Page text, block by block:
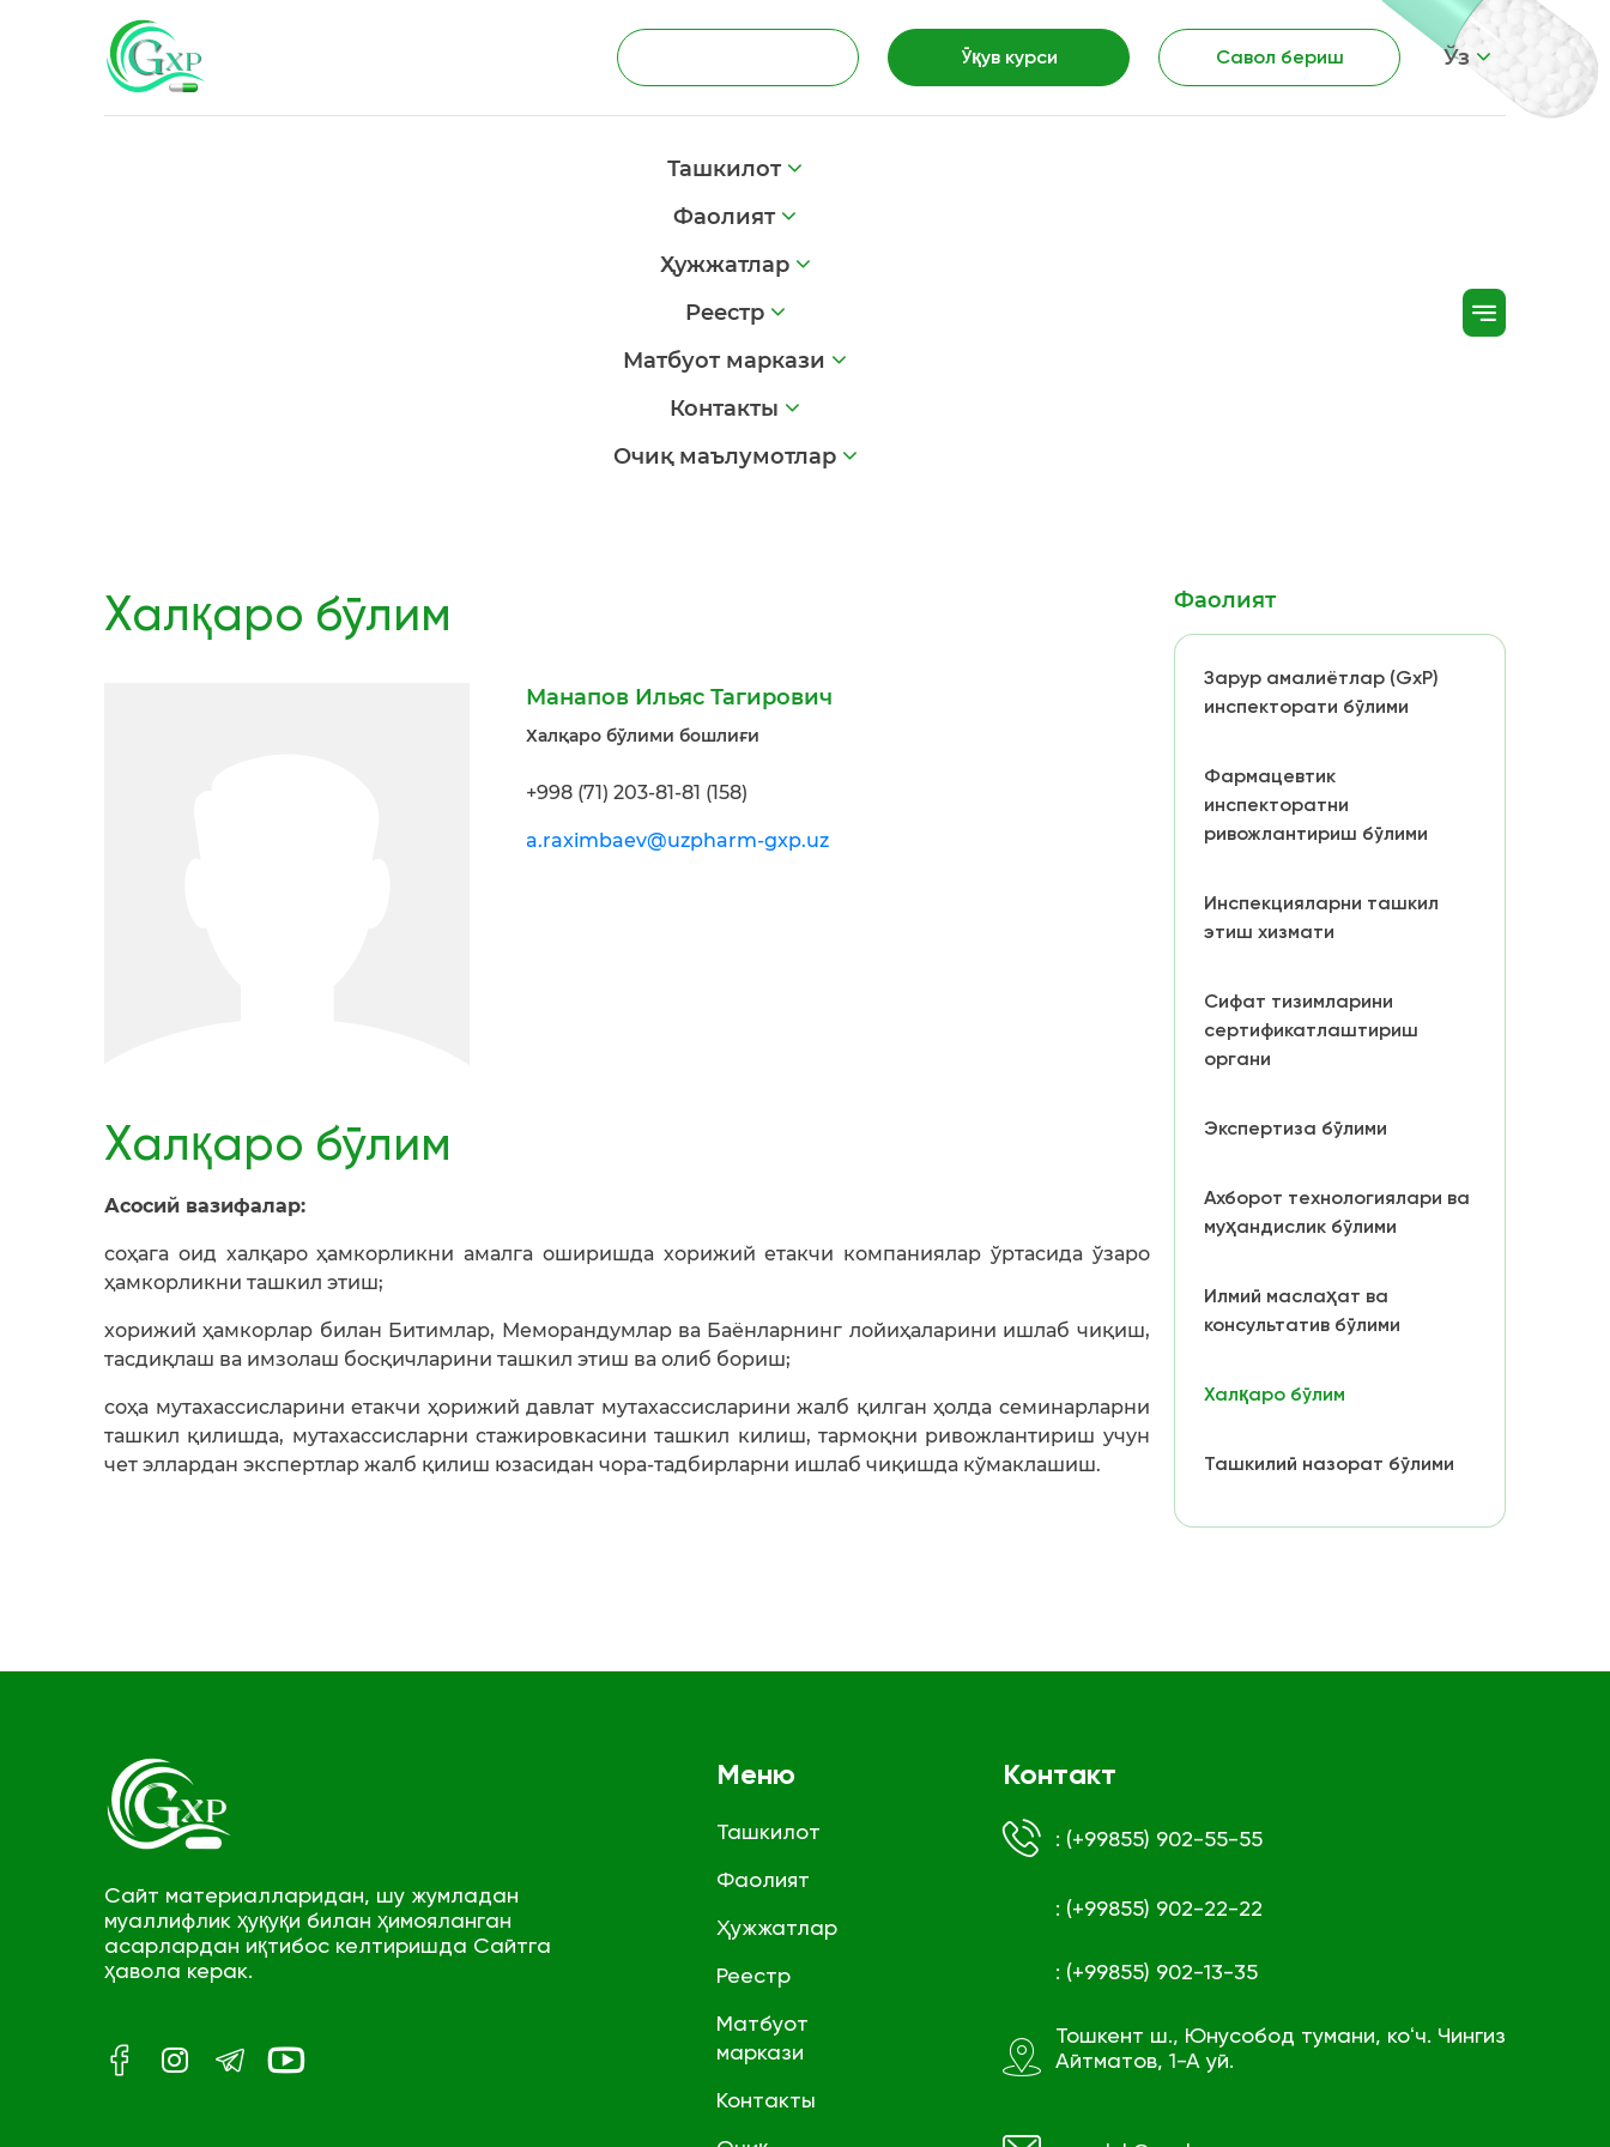
Ўқув курси Савол бериш Ўз
Ташкилот
Фаолият
Ҳужжатлар
Реестр
Матбуот маркази
Контакты
Очиқ маълумотлар
Халқаро бўлим
Манапов Ильяс Тагирович
Халқаро бўлими бошлиғи
+998 (71) 203-81-81 (158)
a.raximbaev@uzpharm-gxp.uz
Халқаро бўлим
Асосий вазифалар:
соҳага оид халқаро ҳамкорликни амалга оширишда хорижий етакчи компаниялар ўртасида ўзаро
ҳамкорликни ташкил этиш;
хорижий ҳамкорлар билан Битимлар, Меморандумлар ва Баёнларнинг лойиҳаларини ишлаб чиқиш,
тасдиқлаш ва имзолаш босқичларини ташкил этиш ва олиб бориш;
соҳа мутахассисларини етакчи ҳорижий давлат мутахассисларини жалб қилган ҳолда семинарларни
ташкил қилишда, мутахассисларни стажировкасини ташкил килиш, тармоқни ривожлантириш учун
чет эллардан экспертлар жалб қилиш юзасидан чора-тадбирларни ишлаб чиқишда кўмаклашиш.
Фаолият
Зарур амалиётлар (GxP)
инспекторати бўлими
Фармацевтик
инспекторатни
ривожлантириш бўлими
Инспекцияларни ташкил
этиш хизмати
Сифат тизимларини
сертификатлаштириш
органи
Экспертиза бўлими
Ахборот технологиялари ва
муҳандислик бўлими
Илмий маслаҳат ва
консультатив бўлими
Халқаро бўлим
Ташкилий назорат бўлими
Сайт материалларидан, шу жумладан
муаллифлик ҳуқуқи билан ҳимояланган
асарлардан иқтибос келтиришда Сайтга
ҳавола керак.
Меню
Ташкилот
Фаолият
Ҳужжатлар
Реестр
Матбуот
маркази
Контакты
Контакт
: (+99855) 902-55-55
: (+99855) 902-22-22
: (+99855) 902-13-35
Тошкент ш., Юнусобод тумани, коʻч. Чингиз
Айтматов, 1-А уй.